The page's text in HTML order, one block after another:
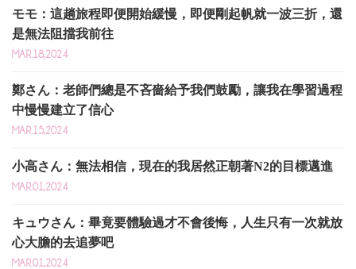
モモ：這趟旅程即便開始緩慢，即便剛起帆就一波三折，還
是無法阻擋我前往
MAR.18,2024
鄭さん：老師們總是不吝嗇給予我們鼓勵，讓我在學習過程
中慢慢建立了信心
MAR.15,2024
小高さん：無法相信，現在的我居然正朝著N2的目標邁進
MAR.01,2024
キュウさん：畢竟要體驗過才不會後悔，人生只有一次就放
心大膽的去追夢吧
MAR.01,2024